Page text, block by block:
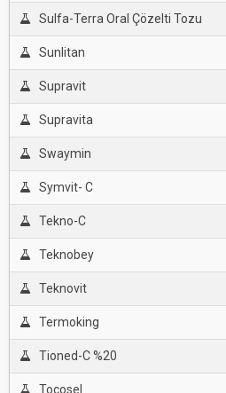
Sulfa-Terra Oral Çözelti Tozu
Sunlitan
Supravit
Supravita
Swaymin
Symvit- C
Tekno-C
Teknobey
Teknovit
Termoking
Tioned-C %20
Tocosel